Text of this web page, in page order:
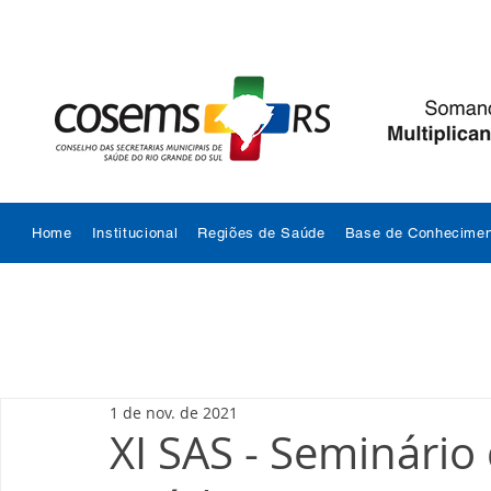
Home Institucional Regiões de Saúde Base de
XI SAS -
1 de nov. de 2021